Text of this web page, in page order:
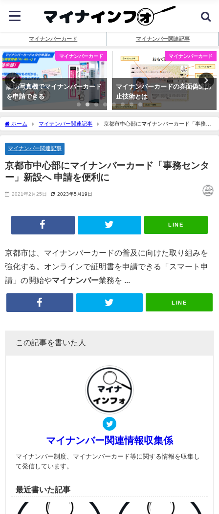
マイナンバーカード マイナンバー関連記事
マイナンバーカード
証明写真機でマイナンバーカード
を申請できる
マイナンバーカード
マイナンバーカードの券面偽造防
止技術とは
ホーム マイナンバー関連記事 京都市中心部にマイナンバーカード「事務セ
ンター」新設へ 申請を便利に
マイナンバー関連記事
京都市中心部にマイナンバーカード「事務センタ
ー」新設へ 申請を便利に
2021年2月25日 2023年5月19日
LINE
京都市は、マイナンバーカードの普及に向けた取り組みを
強化する。オンラインで証明書を申請できる「スマート申
請」の開始やマイナンバー業務を ...
LINE
この記事を書いた人
マイナンバー関連情報収集係
マイナンバー制度、マイナンバーカード等に関する情報を収集し
て発信しています。
最近書いた記事